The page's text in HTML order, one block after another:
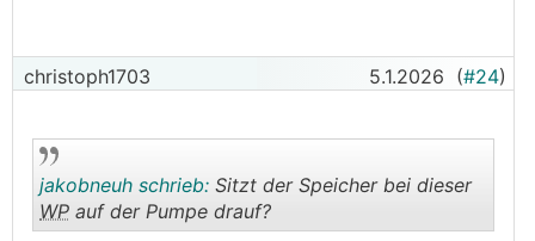
christoph1703 5.1.2026 (#24)
jakobneuh schrieb: Sitzt der Speicher bei dieser
WP auf der Pumpe drauf?